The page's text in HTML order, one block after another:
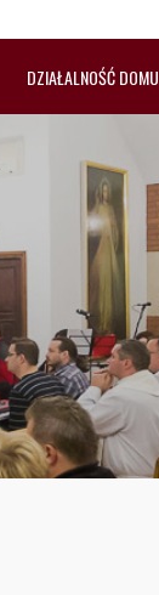
DZIAŁALNOŚĆ DOMU